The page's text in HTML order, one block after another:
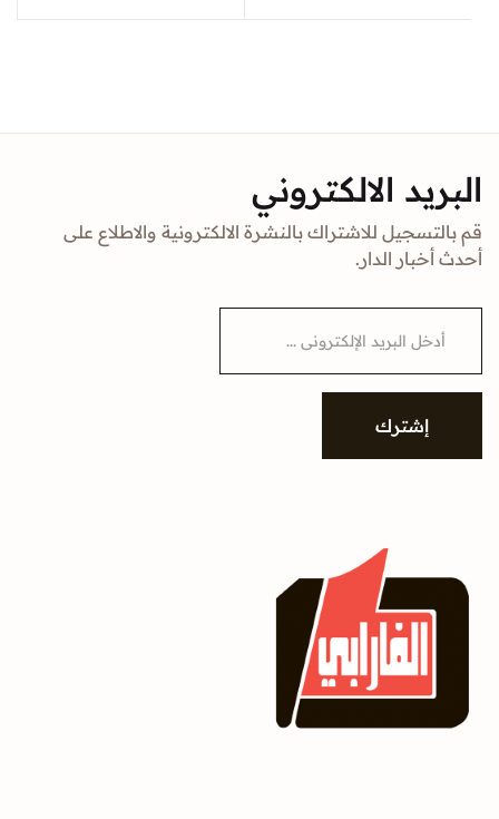
البريد الالكتروني
قم بالتسجيل للاشتراك بالنشرة الالكترونية والاطلاع على
أحدث أخبار الدار.
i
إشترك